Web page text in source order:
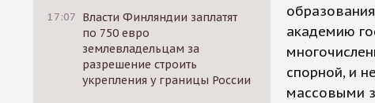
17:07 Власти Финляндии заплатят
по 750 евро
землевладельцам за
разрешение строить
укрепления у границы России
академию
спорной, и
массовыми